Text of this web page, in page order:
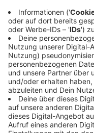
Um den
möglich zu halten,
Außengastronomie
Antrag, damit
Gebühren eines
Verwaltung im Sinne
auch an den
vor.